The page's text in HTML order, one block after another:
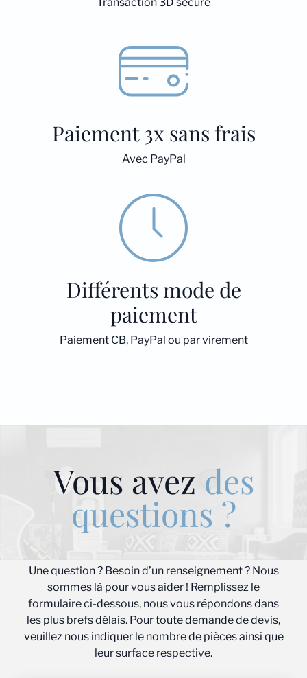
Paiement 3x sans frais
Avec PayPal
Différents mode de
paiement
Paiement CB, PayPal ou par virement
Vous avez des
questions ?
Une question ? Besoin d’un renseignement ? Nous
sommes là pour vous aider ! Remplissez le
formulaire ci-dessous, nous vous répondons dans
les plus brefs délais. Pour toute demande de devis,
veuillez nous indiquer le nombre de pièces ainsi que
leur surface respective.